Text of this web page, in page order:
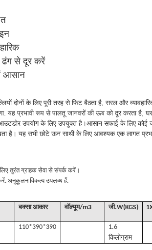
ढंग से दूर करें
आसान
दोनों के लिए पूरी तरह से फिट बैठता है, सरल और
यह प्रभावी रूप से पालतू जानवरों की ऊब को दूर करता
उपयोग के लिए उपयुक्त है।आसान सफाई के लिए कोई
है। यह सभी छोटे ऊन साथी के लिए आवश्यक एक लागत
लिए तुरंत ग्राहक सेवा से संपर्क करें।
करें. अनुकूलन विकल्प उपलब्ध हैं.
बक्सा आकार वॉल्यूम/m3 जी.W(KGS)
110*390*390
1.6
किलोग्राम